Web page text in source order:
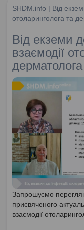
SHDM.info | Від
отоларинголога та
Від екземи
взаємодії
дерматолога
Запрошуємо
присвяченого
взаємодії